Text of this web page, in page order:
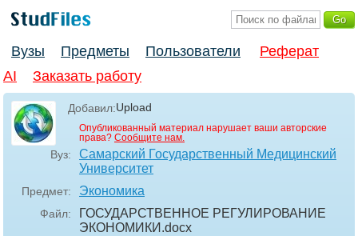
Вузы Предметы Пользователи
Реферат
AI
Заказать работу
Добавил:Upload
Опубликованный материал нарушает ваши авторские
права? Сообщите нам.
Вуз:
Самарский Государственный Медицинский
Университет
Предмет: Экономика
Файл:
ГОСУДАРСТВЕННОЕ РЕГУЛИРОВАНИЕ
ЭКОНОМИКИ .docx